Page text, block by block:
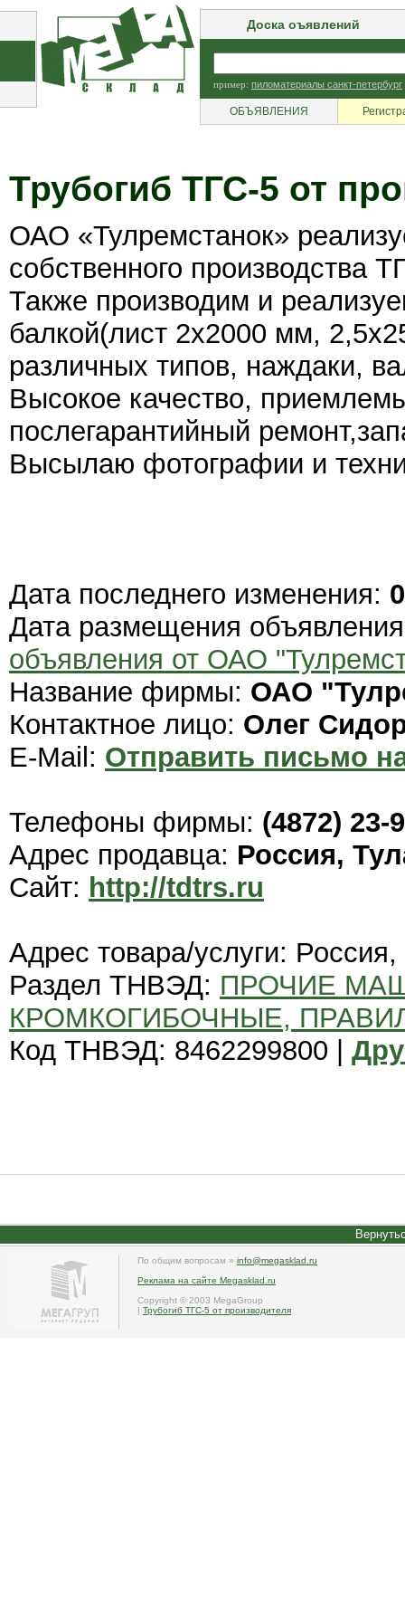
Доска оъявлений
пример: пиломатериалы санкт-петербург
ОБЪЯВЛЕНИЯ
Трубогиб ТГС-5 от
ОАО «Тулремстанок»
собственного производства
Также производим и
балкой(лист 2х2000 мм,
различных типов, наждаки,
Высокое качество,
послегарантийный
Высылаю фотографии и
Дата последнего изменения:
Дата размещения
объявления от ОАО
Название фирмы: ОАО
Контактное лицо: Олег
E-Mail: Отправить письмо
Телефоны фирмы: (4872) 23-
Адрес продавца: Россия,
Сайт: http://tdtrs.ru
Адрес товара/услуги: Россия,
Раздел ТНВЭД: ПРОЧИЕ
КРОМКОГИБОЧНЫЕ,
Код ТНВЭД: 8462299800 |
По общим вопросам » info@megasklad.ru
Реклама на сайте Megasklad.ru
Copyright © 2003 MegaGroup
| Трубогиб ТГС-5 от производителя